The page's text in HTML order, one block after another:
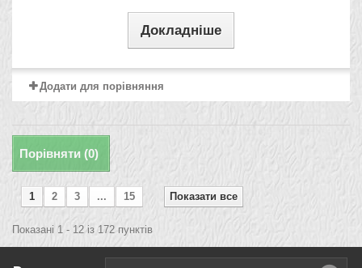
Докладніше
Додати для порівняння
Порівняти (0)
Показати все
1 2 3 ... 15
Показані 1 - 12 із 172 пунктів